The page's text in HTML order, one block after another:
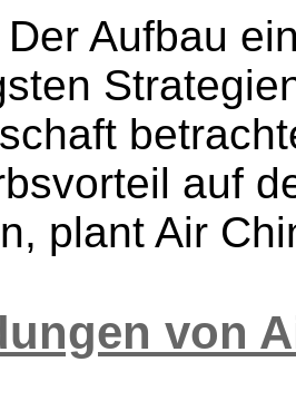
Aufbau
auf
plant Air
von